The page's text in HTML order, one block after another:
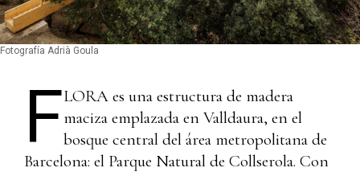
Fotografía Adrià Goula
FLORA es una estructura de madera
maciza emplazada en Valldaura, en el
bosque central del área metropolitana de
Barcelona: el Parque Natural de Collserola. Con